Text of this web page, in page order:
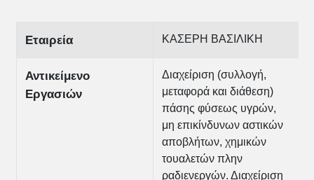
Εταιρεία ΚΑΣΕΡΗ ΒΑΣΙΛΙΚΗ
Αντικείμενο
Εργασιών
Διαχείριση (συλλογή,
μεταφορά και διάθεση)
πάσης φύσεως υγρών,
μη επικίνδυνων αστικών
αποβλήτων, χημικών
τουαλετών πλην
ραδιενεργών. Διαχείριση